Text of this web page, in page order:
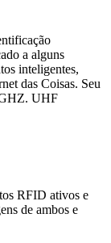
a alguns
inteligentes,
das Coisas. Seu
UHF
RFID ativos e
de ambos e